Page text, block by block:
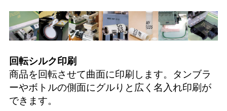
回転シルク印刷
商品を回転させて曲面に印刷します。タンブラ
ーやボトルの側面にグルりと広く名入れ印刷が
できます。